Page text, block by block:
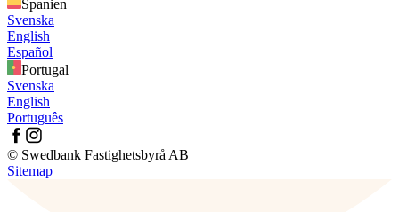
Spanien
Svenska
English
Español
Portugal
Svenska
English
Português
© Swedbank Fastighetsbyrå AB
Sitemap